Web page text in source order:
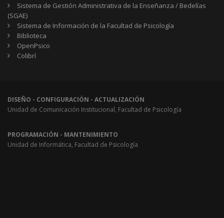
Sistema de Gestión Administrativa de la Enseñanza / Bedelías
(SGAE)
Sistema de Información de la Facultad de Psicología
Biblioteca
OpenPsico
Colibrí
DISEÑO - CONFIGURACIÓN - ACTUALIZACIÓN
Unidad de Comunicación Institucional, Facultad de Psicología
PROGRAMACIÓN - MANTENIMIENTO
Unidad de Informática, Facultad de Psicología